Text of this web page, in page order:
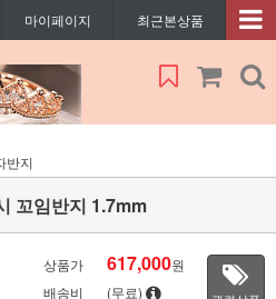
마이페이지 최근본상품
반지
꼬임반지 1.7mm
상품가 617,000원
배송비
(무료)